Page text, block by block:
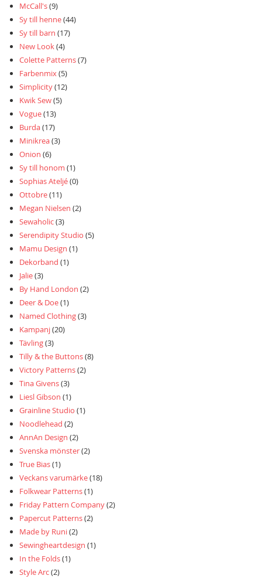
McCall's(9)
Sy till henne(44)
Sy till barn (17)
New Look(4)
Colette Patterns(7)
Farbenmix(5)
Simplicity(12)
Kwik Sew(5)
Vogue(13)
Burda(17)
Minikrea(3)
Onion (6)
Sy till honom (1)
Sophias Ateljé(0)
Ottobre(11)
Megan Nielsen (2)
Sewaholic(3)
Serendipity Studio (5)
Mamu Design (1)
Dekorband (1)
Jalie(3)
By Hand London (2)
Deer & Doe(1)
Named Clothing(3)
Kampanj(20)
Tävling(3)
Tilly & the Buttons(8)
Victory Patterns(2)
Tina Givens(3)
Liesl Gibson (1)
Grainline Studio (1)
Noodlehead (2)
AnnAn Design (2)
Svenska mönster(2)
True Bias(1)
Veckans varumärke(18)
Folkwear Patterns(1)
Friday Pattern Company(2)
Papercut Patterns(2)
Made by Runi(2)
Sewingheartdesign (1)
In the Folds(1)
Style Arc(2)